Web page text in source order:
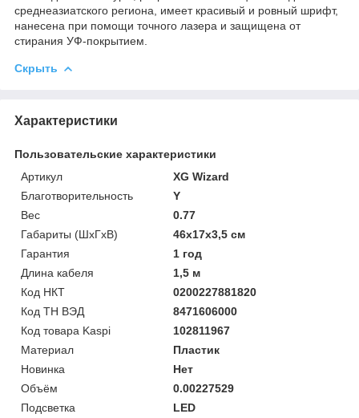
среднеазиатского региона, имеет красивый и ровный шрифт,
нанесена при помощи точного лазера и защищена от
стирания УФ-покрытием.
Скрыть
Характеристики
Пользовательские характеристики
Артикул
XG Wizard
Благотворительность
Y
Вес
0.77
Габариты (ШхГхВ)
46х17х3,5 см
Гарантия
1 год
Длина кабеля
1,5 м
Код НКТ
0200227881820
Код ТН ВЭД
8471606000
Код товара Kaspi
102811967
Материал
Пластик
Новинка
Нет
Объём
0.00227529
Подсветка
LED